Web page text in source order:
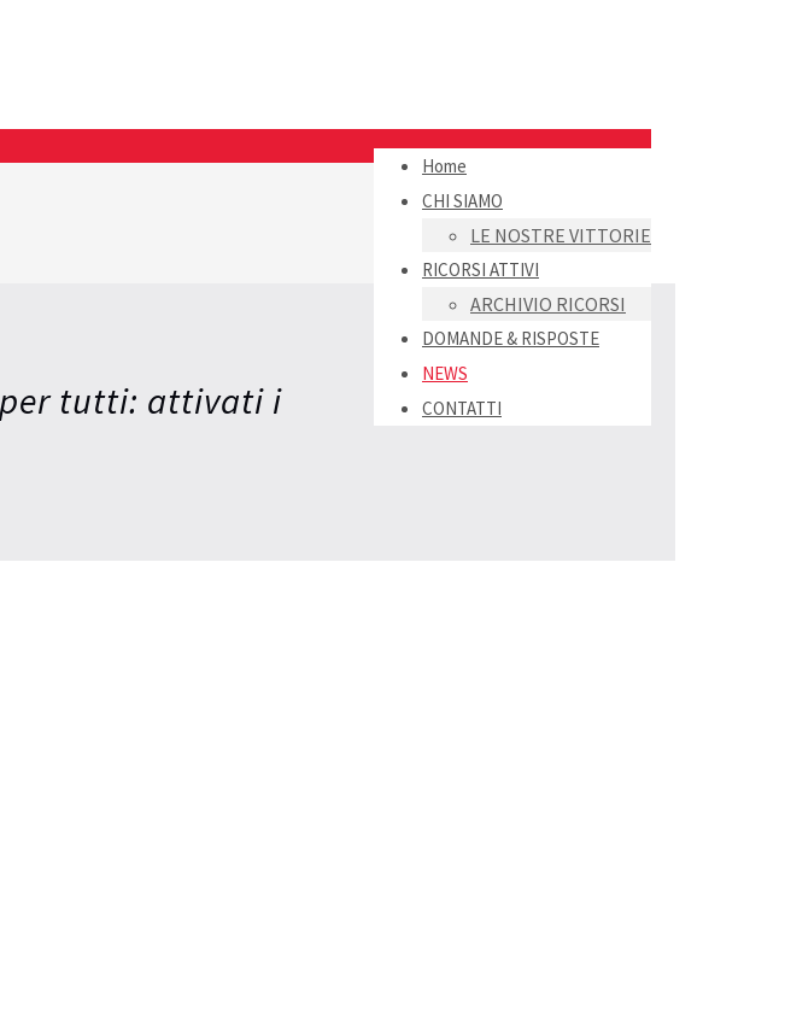
Home
CHI SIAMO
LE NOSTRE VITTORIE
RICORSI ATTIVI
ARCHIVIO RICORSI
DOMANDE & RISPOSTE
NEWS
CONTATTI
per tutti: attivati i